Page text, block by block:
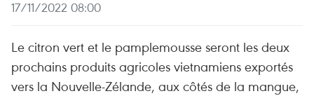
17/11/2022 08:00
Le citron vert et le pamplemousse seront les deux
prochains produits agricoles vietnamiens exportés
vers la Nouvelle-Zélande, aux côtés de la mangue,